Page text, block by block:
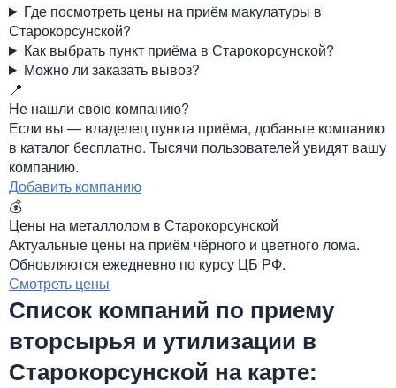
Где посмотреть цены на приём макулатуры в
Старокорсунской?
Как выбрать пункт приёма в Старокорсунской?
Можно ли заказать вывоз?
📍
Не нашли свою компанию?
Если вы — владелец пункта приёма, добавьте компанию
в каталог бесплатно. Тысячи пользователей увидят вашу
компанию.
Добавить компанию
💰
Цены на металлолом в Старокорсунской
Актуальные цены на приём чёрного и цветного лома.
Обновляются ежедневно по курсу ЦБ РФ.
Смотреть цены
Список компаний по приему
вторсырья и утилизации в
Старокорсунской на карте: